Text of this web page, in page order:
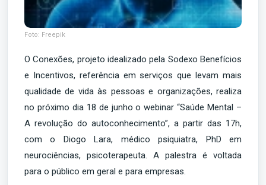
Foto: Freepik
O Conexões, projeto idealizado pela Sodexo Benefícios
e Incentivos, referência em serviços que levam mais
qualidade de vida às pessoas e organizações, realiza
no próximo dia 18 de junho o webinar “Saúde Mental –
A revolução do autoconhecimento”, a partir das 17h,
com o Diogo Lara, médico psiquiatra, PhD em
neurociências, psicoterapeuta. A palestra é voltada
para o público em geral e para empresas.